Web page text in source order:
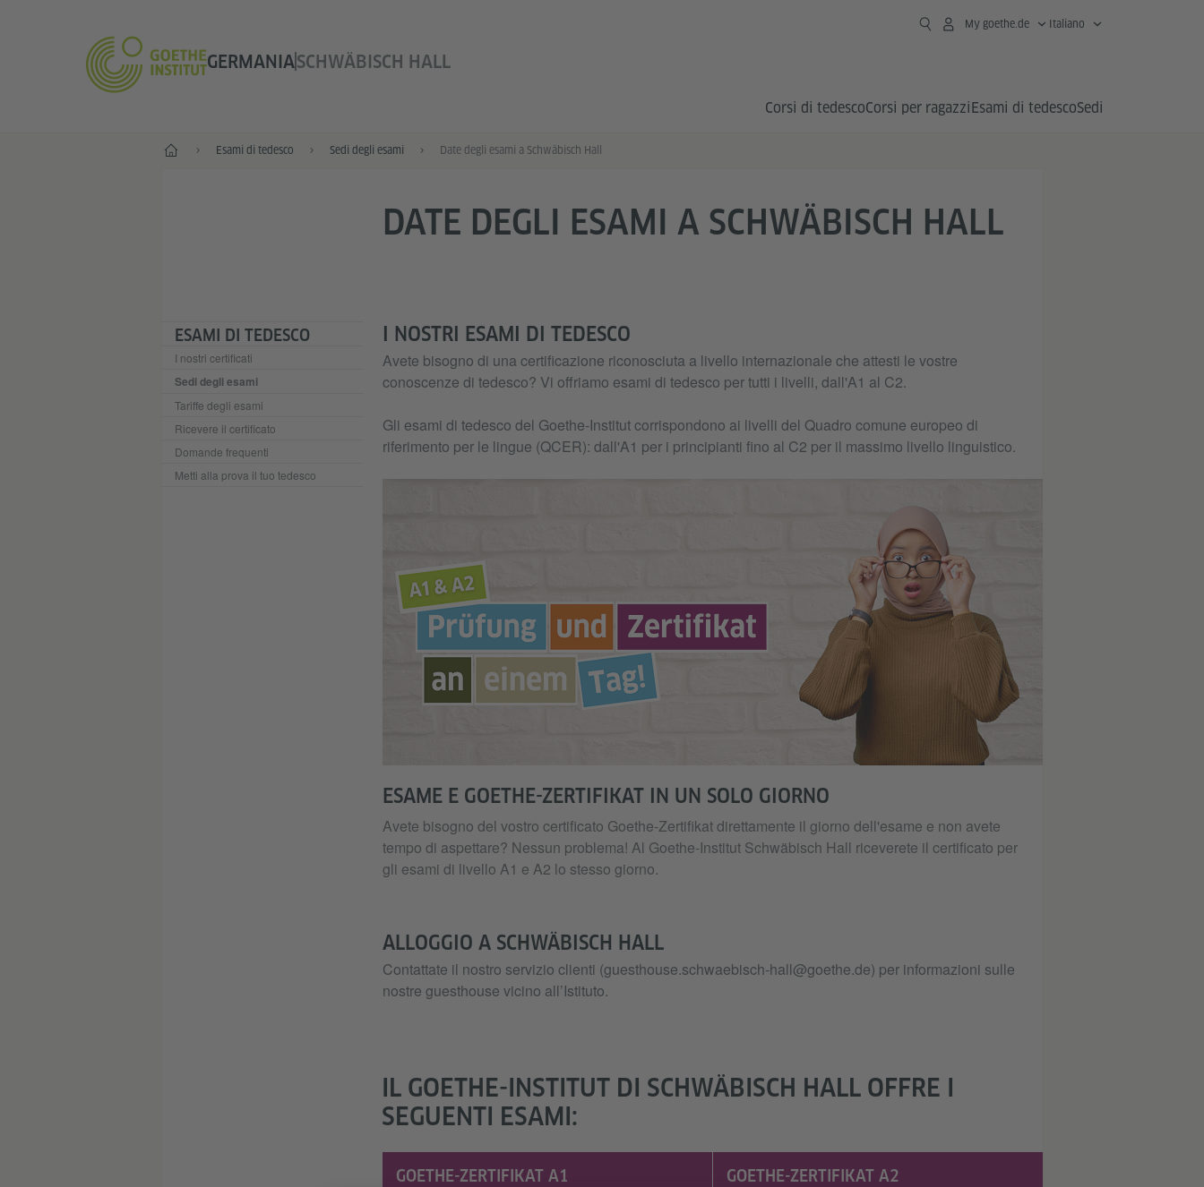
GERMANIASCHWÄBISCH HALL
My goethe.de Italiano
Corsi di tedescoCorsi per ragazziEsami di tedescoSedi
-- Esami di tedesco Sedi degli esami Date degli esami a Schwäbisch Hall
ESAMI DI TEDESCO
I nostri certificati
Sedi degli esami
Tariffe degli esami
Ricevere il certificato
Domande frequenti
Metti alla prova il tuo tedesco
DATE DEGLI ESAMI A SCHWÄBISCH HALL
I NOSTRI ESAMI DI TEDESCO
Avete bisogno di una certificazione riconosciuta a livello internazionale che attesti le vostre
conoscenze di tedesco? Vi offriamo esami di tedesco per tutti i livelli, dall'A1 al C2.
Gli esami di tedesco del Goethe-Institut corrispondono ai livelli del Quadro comune europeo di
riferimento per le lingue (QCER): dall'A1 per i principianti fino al C2 per il massimo livello linguistico.
ESAME E GOETHE-ZERTIFIKAT IN UN SOLO GIORNO
Avete bisogno del vostro certificato Goethe-Zertifikat direttamente il giorno dell'esame e non avete
tempo di aspettare? Nessun problema! Al Goethe-Institut Schwäbisch Hall riceverete il certificato per
gli esami di livello A1 e A2 lo stesso giorno.
ALLOGGIO A SCHWÄBISCH HALL
Contattate il nostro servizio clienti (guesthouse.schwaebisch-hall@goethe.de) per informazioni sulle
nostre guesthouse vicino all’Istituto.
IL GOETHE-INSTITUT DI SCHWÄBISCH HALL OFFRE I
SEGUENTI ESAMI:
GOETHE-ZERTIFIKAT A1 GOETHE-ZERTIFIKAT A2